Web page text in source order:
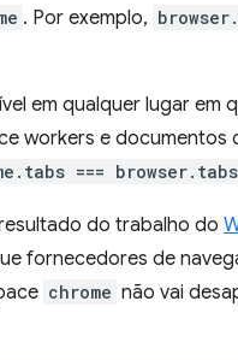
. Por exemplo,
em qualquer lugar em
workers e documentos
=== browser.tabs
do trabalho do
fornecedores de
chrome não vai